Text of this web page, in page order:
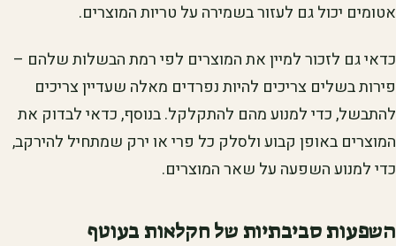
אטומים יכול גם לעזור בשמירה על טריות המוצרים.
כדאי גם לזכור למיין את המוצרים לפי רמת הבשלות שלהם –
פירות בשלים צריכים להיות נפרדים מאלה שעדיין צריכים
להתבשל, כדי למנוע מהם להתקלקל. בנוסף, כדאי לבדוק את
המוצרים באופן קבוע ולסלק כל פרי או ירק שמתחיל להירקב,
כדי למנוע השפעה על שאר המוצרים.
השפעות סביבתיות של חקלאות בעוטף